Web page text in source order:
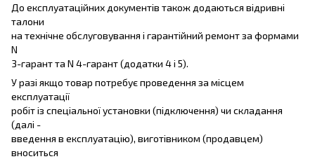
До експлуатаційних документів також додаються відривні
талони
на технічне обслуговування і гарантійний ремонт за формами
N
3-гарант та N 4-гарант (додатки 4 і 5).
У разі якщо товар потребує проведення за місцем
експлуатації
робіт із спеціальної установки (підключення) чи складання
(далі -
введення в експлуатацію), виготівником (продавцем)
вноситься